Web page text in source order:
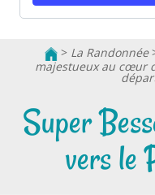
> La Randonnée
majestueux au cœur
Super
vers le